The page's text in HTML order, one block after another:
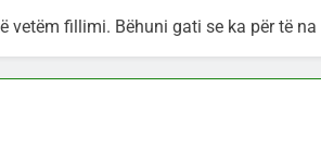
fillimi. Bëhuni gati se ka për të